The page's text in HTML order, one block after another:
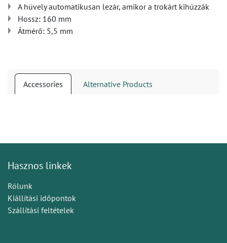
A hüvely automatikusan lezár, amikor a trokárt kihúzzák
Hossz: 160 mm
Átmérő: 5,5 mm
Accessories Alternative Products
Hasznos linkek
Rólunk
Kiállítási időpontok
Szállítási feltételek